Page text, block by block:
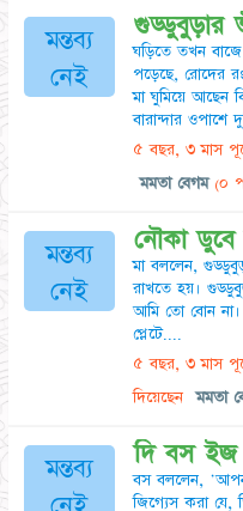
মন্তব্য
নেই
গুড্ডুবুড়ার
ঘড়িতে তখন বাজে
পড়েছে, রোদের
মা ঘুমিয়ে আছেন
বারান্দার ওপাশে
৫ বছর, ৩ মাস
মমতা বেগম(০
মন্তব্য
নেই
নৌকা ডুবে
মা বললেন,
রাখতে হয়।
আমি তো বোন
প্লেটে....
৫ বছর, ৩ মাস
দিয়েছেন
মমতা
মন্তব্য
দি বস
বস বললেন,
জিগ্যেস করা যে,